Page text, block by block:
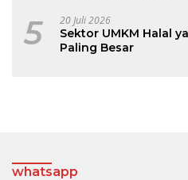
5 20 Juli 2026
Sektor UMKM Halal
Paling Besar
whatsapp